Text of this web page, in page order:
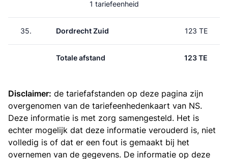
1 tariefeenheid
35. Dordrecht Zuid 123 TE
Totale afstand 123 TE
Disclaimer: de tariefafstanden op deze pagina zijn
overgenomen van de tariefeenhedenkaart van NS.
Deze informatie is met zorg samengesteld. Het is
echter mogelijk dat deze informatie verouderd is, niet
volledig is of dat er een fout is gemaakt bij het
overnemen van de gegevens. De informatie op deze